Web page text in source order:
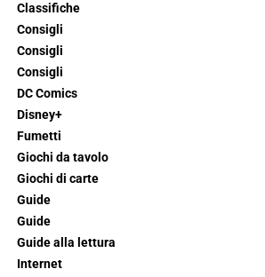
Classifiche
Consigli
Consigli
Consigli
DC Comics
Disney+
Fumetti
Giochi da tavolo
Giochi di carte
Guide
Guide
Guide alla lettura
Internet